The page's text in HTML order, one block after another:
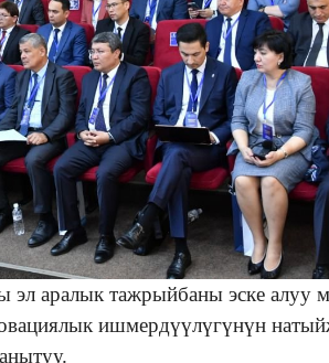
аралык тажрыйбаны эске алуу
ишмердүүлүгүнүн